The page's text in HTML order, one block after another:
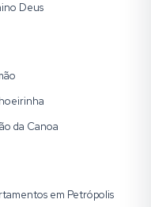
Deus
da Canoa
em Petrópolis